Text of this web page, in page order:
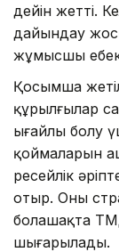
дейін жетті.
дайындау
жұмысшы
Қосымша
құрылғылар
ыңғайлы болу
қоймаларын
ресейлік
отыр. Оның
болашақта
шығарылады.